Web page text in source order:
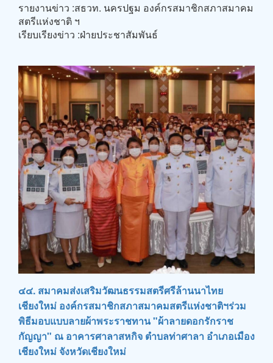
รายงานข่าว :สธวท. นครปฐม องค์กรสมาชิกสภาสมาคม
สตรีแห่งชาติ ฯ
เรียบเรียงข่าว :ฝ่ายประชาสัมพันธ์
๔๔. สมาคมส่งเสริมวัฒนธรรมสตรีศรีล้านนาไทย
เชียงใหม่ องค์กรสมาชิกสภาสมาคมสตรีแห่งชาติฯร่วม
พิธีมอบแบบลายผ้าพระราชทาน "ผ้าลายดอกรักราช
กัญญา" ณ อาคารศาลาสหกิจ ตำบลท่าศาลา อำเภอเมือง
เชียงใหม่ จังหวัดเชียงใหม่